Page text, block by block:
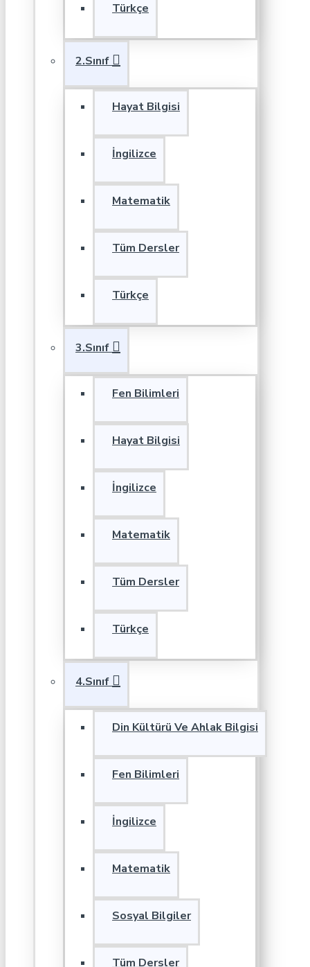
Türkçe
2.Sınıf
Hayat Bilgisi
İngilizce
Matematik
Tüm Dersler
Türkçe
3.Sınıf
Fen Bilimleri
Hayat Bilgisi
İngilizce
Matematik
Tüm Dersler
Türkçe
4.Sınıf
Din Kültürü Ve Ahlak Bilgisi
Fen Bilimleri
İngilizce
Matematik
Sosyal Bilgiler
Tüm Dersler